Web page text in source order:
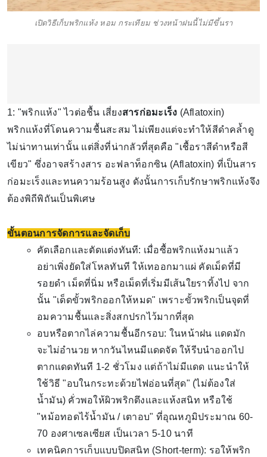
เปิดวิธีเก็บพริกแห้ง หอม กระเทียม ช่วงหน้าฝนนี้ไม่มีขึ้นรา
1: "พริกแห้ง" ไวต่อชื้น เสี่ยงสารก่อมะเร็ง (Aflatoxin)
พริกแห้งที่โดนความชื้นสะสม ไม่เพียงแต่จะทำให้สีดำคล้ำดู
ไม่น่าทานเท่านั้น แต่สิ่งที่น่ากลัวที่สุดคือ "เชื้อราสีดำหรือสี
เขียว" ซึ่งอาจสร้างสาร อะฟลาท็อกซิน (Aflatoxin) ที่เป็นสาร
ก่อมะเร็งและทนความร้อนสูง ดังนั้นการเก็บรักษาพริกแห้งจึง
ต้องพิถีพิถันเป็นพิเศษ
ขั้นตอนการจัดการและจัดเก็บ
คัดเลือกและตัดแต่งทันที: เมื่อซื้อพริกแห้งมาแล้ว
อย่าเพิ่งยัดใส่โหลทันที ให้เทออกมาแผ่ คัดเม็ดที่มี
รอยดำ เม็ดที่นิ่ม หรือเม็ดที่เริ่มมีเส้นใยราทิ้งไป จาก
นั้น "เด็ดขั้วพริกออกให้หมด" เพราะขั้วพริกเป็นจุดที่
อมความชื้นและสิ่งสกปรกไว้มากที่สุด
อบหรือตากไล่ความชื้นอีกรอบ: ในหน้าฝน แดดมัก
จะไม่อำนวย หากวันไหนมีแดดจัด ให้รีบนำออกไป
ตากแดดทันที 1-2 ชั่วโมง แต่ถ้าไม่มีแดด แนะนำให้
ใช้วิธี "อบในกระทะด้วยไฟอ่อนที่สุด" (ไม่ต้องใส่
น้ำมัน) คั่วพอให้ผิวพริกตึงและแห้งสนิท หรือใช้
"หม้อทอดไร้น้ำมัน / เตาอบ" ที่อุณหภูมิประมาณ 60-
70 องศาเซลเซียส เป็นเวลา 5-10 นาที
เทคนิคการเก็บแบบปิดสนิท (Short-term): รอให้พริก